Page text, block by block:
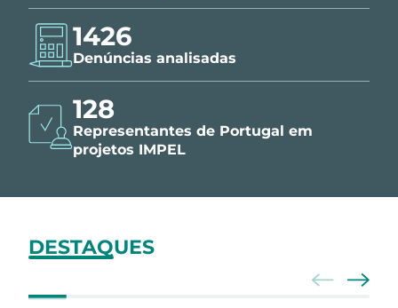
1426
Denúncias analisadas
150
Representantes de Portugal em
projetos IMPEL
DESTAQUES